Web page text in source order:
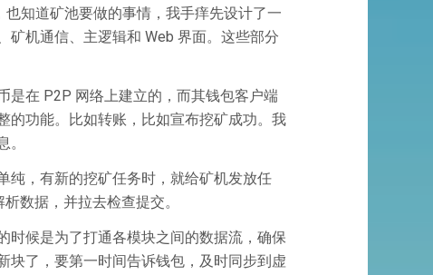
知道矿池要做的事情，我手痒先设计了一
矿机通信、主逻辑和 Web 界面。这些部分
在 P2P 网络上建立的，而其钱包客户端
的功能。比如转账，比如宣布挖矿成功。我
，有新的挖矿任务时，就给矿机发放任
数据，并拉去检查提交。
候是为了打通各模块之间的数据流，确保
块了，要第一时间告诉钱包，及时同步到虚